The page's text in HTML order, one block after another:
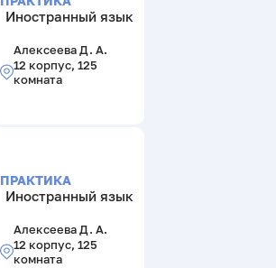
Иностранный язык
Алексеева Д. А.
12 корпус, 125
комната
ПРАКТИКА
Иностранный язык
Алексеева Д. А.
12 корпус, 125
комната